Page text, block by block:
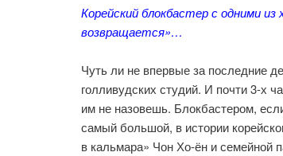
Корейский блокбастер с одними
возвращается»…
Чуть ли не впервые за последние
голливудских студий. И почти 3-х
им не назовешь. Блокбастером,
самый большой, в истории
в кальмара» Чон Хо-ён и семейной